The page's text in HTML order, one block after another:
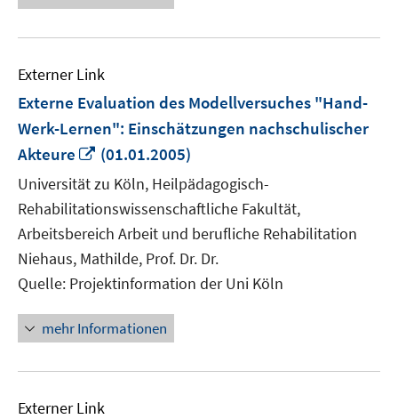
Externer Link
Externe Evaluation des Modellversuches "Hand-
Werk-Lernen": Einschätzungen nachschulischer
Akteure
In
neuem
Fenster
öffnen
(01.01.2005)
Universität zu Köln, Heilpädagogisch-
Rehabilitationswissenschaftliche Fakultät,
Arbeitsbereich Arbeit und berufliche Rehabilitation
Niehaus, Mathilde, Prof. Dr. Dr.
Quelle: Projektinformation der Uni Köln
mehr Informationen
Externer Link